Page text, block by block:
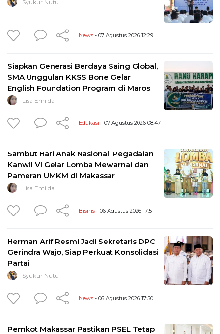
Syukur Nutu
News - 07 Agustus 2026 12:29
Siapkan Generasi Berdaya Saing Global,
SMA Unggulan KKSS Bone Gelar
English Foundation Program di Maros
Lisa Emilda
Edukasi - 07 Agustus 2026 08:47
Sambut Hari Anak Nasional, Pegadaian
Kanwil VI Gelar Lomba Mewarnai dan
Pameran UMKM di Makassar
Lisa Emilda
Bisnis - 06 Agustus 2026 17:51
Herman Arif Resmi Jadi Sekretaris DPC
Gerindra Wajo, Siap Perkuat Konsolidasi
Partai
Syukur Nutu
News - 06 Agustus 2026 17:50
Pemkot Makassar Pastikan PSEL Tetap